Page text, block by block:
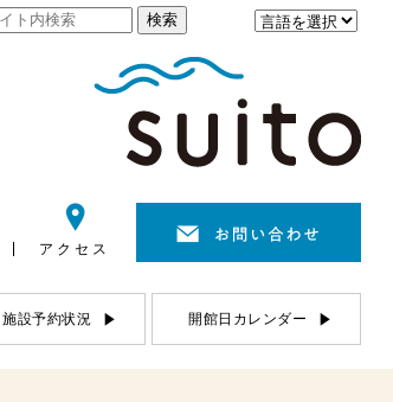
アクセス
施設予約状況 開館日カレンダー